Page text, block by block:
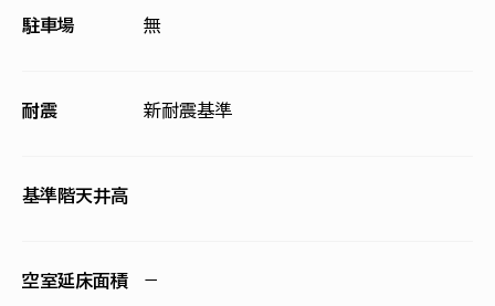
駐車場 無
耐震 新耐震基準
基準階天井高
空室延床面積 −